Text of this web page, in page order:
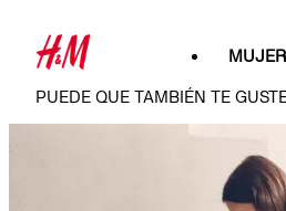
MUJER
PUEDE QUE TAMBIÉN TE